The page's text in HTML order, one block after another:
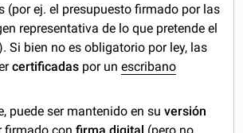
(por ej. el presupuesto firmado por las
representativa de lo que pretende el
Si bien no es obligatorio por ley, las
certificadas por unescribano
puede ser mantenido en suversión
firmado confirma digital (pero no